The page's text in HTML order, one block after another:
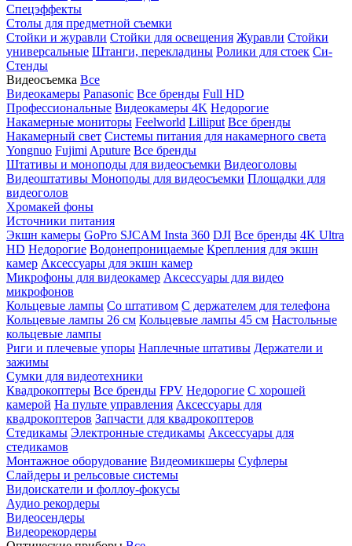
Спецэффекты
Столы для предметной съемки
Стойки и журавли Стойки для освещения Журавли Стойки
универсальные Штанги, перекладины Ролики для стоек Си-
Стенды
Видеосъемка Все
Видеокамеры Panasonic Все бренды Full HD
Профессиональные Видеокамеры 4K Недорогие
Накамерные мониторы Feelworld Lilliput Все бренды
Накамерный свет Системы питания для накамерного света
Yongnuo Fujimi Aputure Все бренды
Штативы и моноподы для видеосъемки Видеоголовы
Видеоштативы Моноподы для видеосъемки Площадки для
видеоголов
Хромакей фоны
Источники питания
Экшн камеры GoPro SJCAM Insta 360 DJI Все бренды 4K Ultra
HD Недорогие Водонепроницаемые Крепления для экшн
камер Аксессуары для экшн камер
Микрофоны для видеокамер Аксессуары для видео
микрофонов
Кольцевые лампы Со штативом C держателем для телефона
Кольцевые лампы 26 см Кольцевые лампы 45 см Настольные
кольцевые лампы
Риги и плечевые упоры Наплечные штативы Держатели и
зажимы
Сумки для видеотехники
Квадрокоптеры Все бренды FPV Недорогие С хорошей
камерой На пульте управления Аксессуары для
квадрокоптеров Запчасти для квадрокоптеров
Стедикамы Электронные стедикамы Аксессуары для
стедикамов
Монтажное оборудование Видеомикшеры Суфлеры
Слайдеры и рельсовые системы
Видоискатели и фоллоу-фокусы
Аудио рекордеры
Видеосендеры
Видеорекордеры